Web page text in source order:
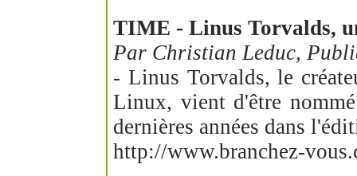
TIME - Linus Torvalds,
Par Christian Leduc,
- Linus Torvalds, le
Linux, vient d'être
dernières années dans
http://www.branchez-